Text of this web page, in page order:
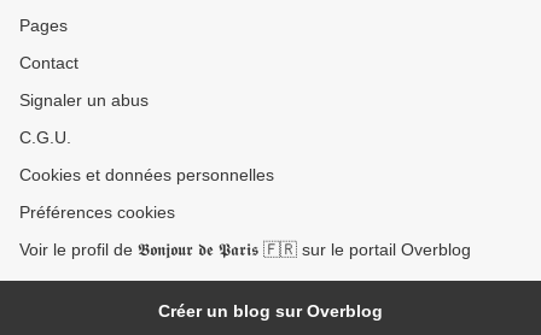
Pages
Contact
Signaler un abus
C.G.U.
Cookies et données personnelles
Préférences cookies
Voir le profil de 𝕭𝖔𝖓𝖏𝖔𝖚𝖗 𝖉𝖊 𝕻𝖆𝖗𝖎𝖘 🇫🇷 sur le portail Overblog
Créer un blog sur Overblog